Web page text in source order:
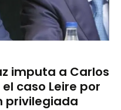
imputa a Carlos
caso Leire por
privilegiada